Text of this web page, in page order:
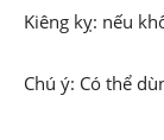
Kiêng kỵ: nếu
Chú ý: Có thể